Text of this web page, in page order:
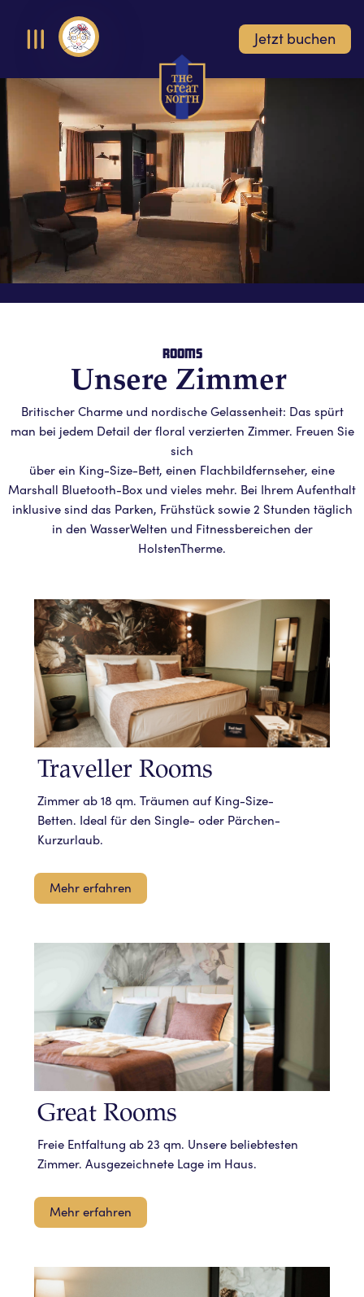
Open Menu
Jetzt buchen
Rooms
Unsere Zimmer
Britischer Charme und nordische Gelassenheit: Das spürt
man bei jedem Detail der floral verzierten Zimmer. Freuen Sie
sich
über ein King-Size-Bett, einen Flachbildfernseher, eine
Marshall Bluetooth-Box und vieles mehr. Bei Ihrem Aufenthalt
inklusive sind das Parken, Frühstück sowie 2 Stunden täglich
in den WasserWelten und Fitnessbereichen der
HolstenTherme.
Traveller Rooms
Zimmer ab 18 qm. Träumen auf King-Size-
Betten. Ideal für den Single- oder Pärchen-
Kurzurlaub.
Mehr erfahren
Great Rooms
Freie Entfaltung ab 23 qm. Unsere beliebtesten
Zimmer. Ausgezeichnete Lage im Haus.
Mehr erfahren